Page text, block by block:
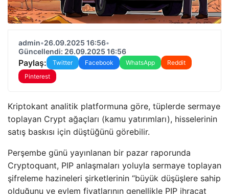
admin•26.09.2025 16:56•
Güncellendi: 26.09.2025 16:56
Paylaş: Twitter Facebook WhatsApp
Reddit
Pinterest
Kriptokant analitik platformuna göre, tüplerde sermaye
toplayan Crypt ağaçları (kamu yatırımları), hisselerinin
satış baskısı için düştüğünü görebilir.
Perşembe günü yayınlanan bir pazar raporunda
Cryptoquant, PIP anlaşmaları yoluyla sermaye toplayan
şifreleme hazineleri şirketlerinin “büyük düşüşlere sahip
olduğunu ve eylem fiyatlarının genellikle PIP ihracat